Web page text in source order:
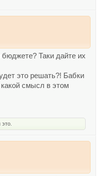
Таки дайте их
это решать?! Бабки
смысл в этом